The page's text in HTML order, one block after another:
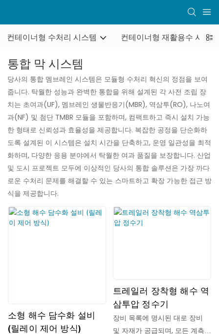
컨테이너형 수처리 시스템 컨테이너형 재활용수 시스템
통합 막 시스템
당사의 통합 멤브레인 시스템은 모듈형 수처리 혁신의 정점을 보여
줍니다. 탁월한 성능과 완벽한 통합을 위해 설계된 각 사전 조립 장
치는 초여과(UF), 멤브레인 생물반응기(MBR), 역삼투(RO), 나노여
과(NF) 및 첨단 TMBR 모듈을 포함하며, 컴팩트하고 즉시 설치 가능
한 형태로 신뢰성과 효율성을 제공합니다. 복잡한 공정을 단순화하
도록 설계된 이 시스템은 설치 시간을 단축하고, 운영 일관성을 최적
화하며, 다양한 응용 분야에서 탁월한 여과 품질을 보장합니다. 산업
및 도시 프로젝트 모두에 이상적인 당사의 통합 솔루션은 가장 까다
로운 수처리 문제를 해결할 수 있는 스마트하고 확장 가능한 접근 방
식을 제공합니다.
소형 해수 담수화 설비
(릴레이 제어 방식)
트레일러 장착형 해수 역
삼투압 정수기
장비 목록에 명시된 대로 장비
및 자재가 공급되며, 모든 계측기